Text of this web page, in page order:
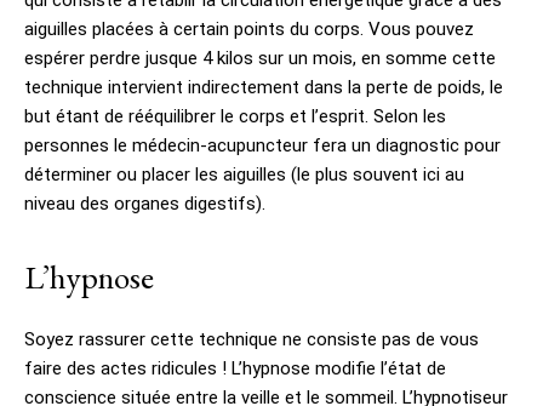
aiguilles placées à certain points du corps. Vous pouvez
espérer perdre jusque 4 kilos sur un mois, en somme cette
technique intervient indirectement dans la perte de poids, le
but étant de rééquilibrer le corps et l’esprit. Selon les
personnes le médecin-acupuncteur fera un diagnostic pour
déterminer ou placer les aiguilles (le plus souvent ici au
niveau des organes digestifs).
L’hypnose
Soyez rassurer cette technique ne consiste pas de vous
faire des actes ridicules ! L’hypnose modifie l’état de
conscience située entre la veille et le sommeil. L’hypnotiseur